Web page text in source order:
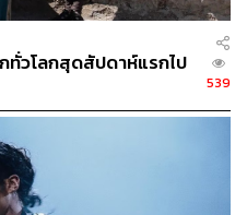
ทั่วโลกสุดสัปดาห์แรกไป
539